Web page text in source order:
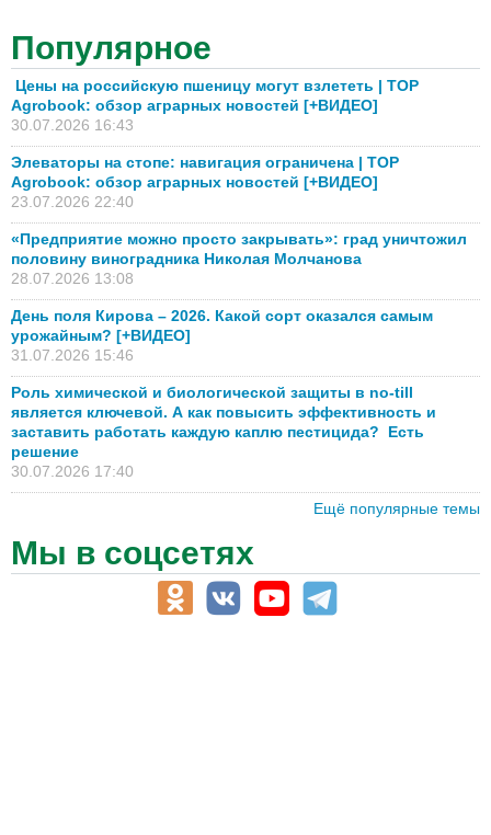
Популярное
Цены на российскую пшеницу могут взлететь | TOP
Agrobook: обзор аграрных новостей [+ВИДЕО]
30.07.2026 16:43
Элеваторы на стопе: навигация ограничена | TOP
Agrobook: обзор аграрных новостей [+ВИДЕО]
23.07.2026 22:40
«Предприятие можно просто закрывать»: град уничтожил
половину виноградника Николая Молчанова
28.07.2026 13:08
День поля Кирова – 2026. Какой сорт оказался самым
урожайным? [+ВИДЕО]
31.07.2026 15:46
Роль химической и биологической защиты в no-till
является ключевой. А как повысить эффективность и
заставить работать каждую каплю пестицида? Есть
решение
30.07.2026 17:40
Ещё популярные темы
Мы в соцсетях